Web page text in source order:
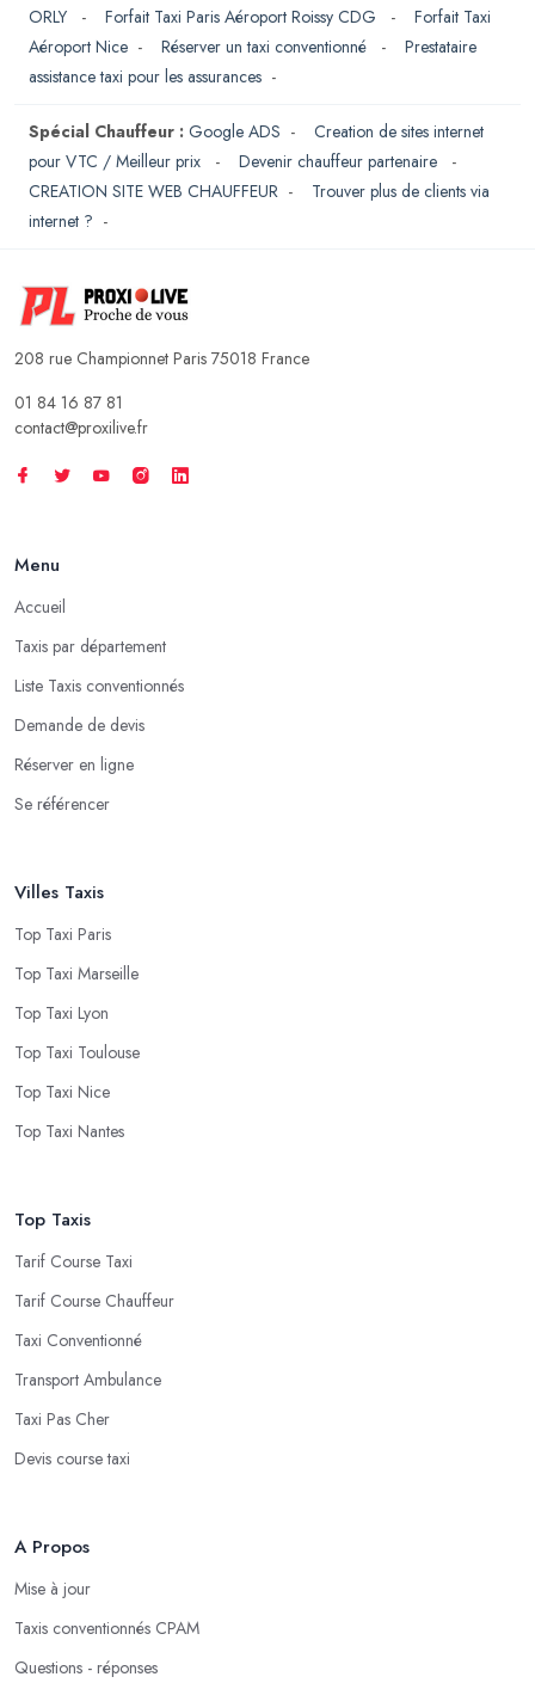
ORLY
- Forfait Taxi Paris Aéroport Roissy CDG - Forfait Taxi
Aéroport Nice - Réserver un taxi conventionné - Prestataire
assistance taxi pour les assurances -
Spécial Chauffeur : Google ADS - Creation de sites internet
pour VTC / Meilleur prix
- Devenir chauffeur partenaire
-
CREATION SITE WEB CHAUFFEUR - Trouver plus de clients via
internet ? -
208 rue Championnet Paris 75018 France
01 84 16 87 81
contact@proxilive.fr
Menu
Accueil
Taxis par département
Liste Taxis conventionnés
Demande de devis
Réserver en ligne
Se référencer
Villes Taxis
Top Taxi Paris
Top Taxi Marseille
Top Taxi Lyon
Top Taxi Toulouse
Top Taxi Nice
Top Taxi Nantes
Top Taxis
Tarif Course Taxi
Tarif Course Chauffeur
Taxi Conventionné
Transport Ambulance
Taxi Pas Cher
Devis course taxi
A Propos
Mise à jour
Taxis conventionnés CPAM
Questions - réponses